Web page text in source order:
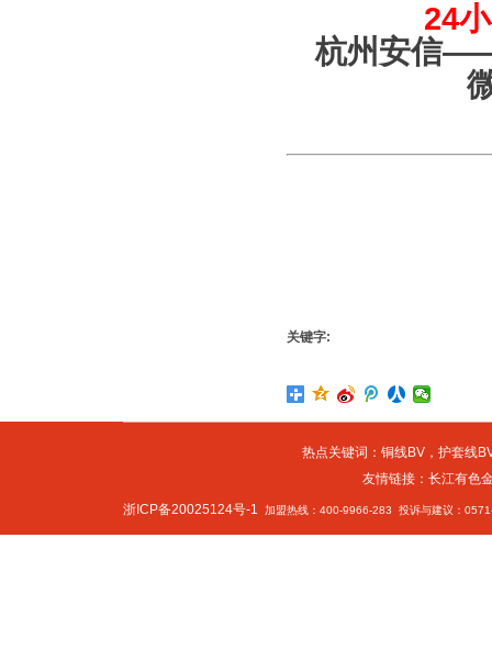
24
杭州安信
关键字:
热点关键词： 铜线BV， 护套线
友情链接： 长江有色
浙ICP备20025124号-1 加盟热线：400-9966-283 投诉与建议：